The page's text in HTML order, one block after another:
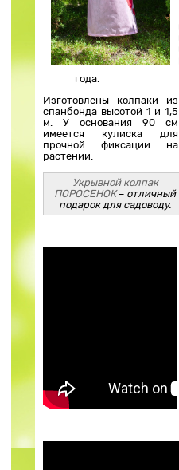
года.
Изготовлены колпаки из
спанбонда высотой 1 и 1,5
м. У основания 90 см
имеется кулиска для
прочной фиксации на
растении.
Укрывной колпак
ПОРОСЕНОК– отличный
подарок для садоводу.